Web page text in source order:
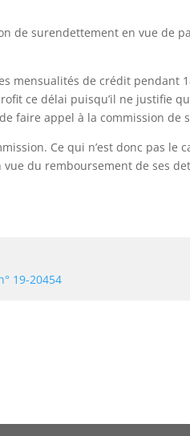
de surendettement en vue de
mensualités de crédit pendant
ce délai puisqu’il ne justifie
faire appel à la commission de
Ce qui n’est donc pas le
du remboursement de ses
19-20454